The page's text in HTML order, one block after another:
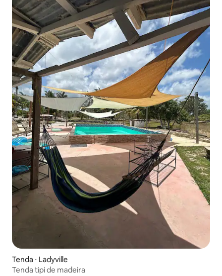
Tenda ⋅ Ladyville
Tenda tipi de madeira